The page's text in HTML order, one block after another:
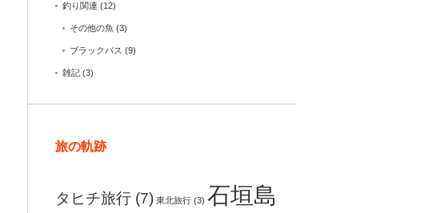
釣り関連 (12)
その他の魚 (3)
ブラックバス (9)
雑記 (3)
旅の軌跡
タヒチ旅行 (7) 東北旅行 (3) 石垣島